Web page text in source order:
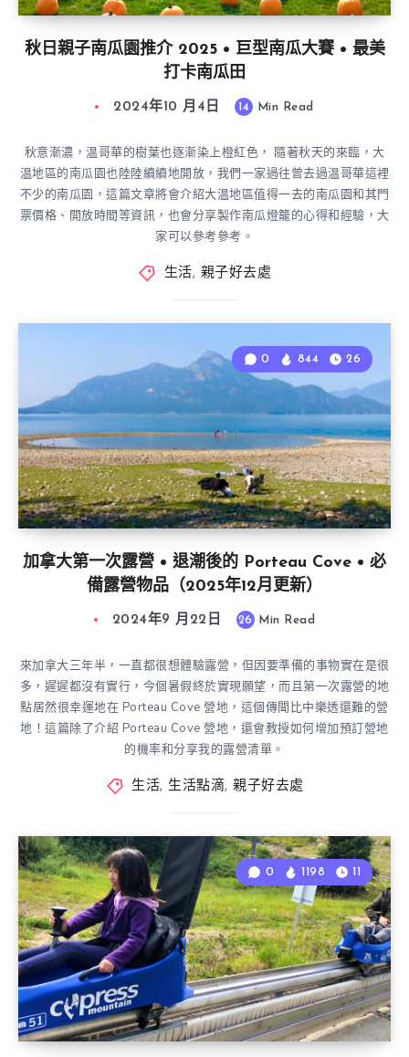
秋日親子南瓜園推介 2025 • 巨型南瓜大賽 • 最美
打卡南瓜田
2024年10 月4日 14 Min Read
秋意漸濃，温哥華的樹葉也逐漸染上橙紅色， 隨著秋天的來臨，大
温地區的南瓜園也陸陸續續地開放，我們一家過往曾去過温哥華這裡
不少的南瓜園，這篇文章將會介紹大温地區值得一去的南瓜園和其門
票價格、開放時間等資訊，也會分享製作南瓜燈籠的心得和經驗，大
家可以參考參考。
生活, 親子好去處
加拿大第一次露營 • 退潮後的 Porteau Cove • 必
備露營物品（2025年12月更新）
0 844 26
2024年9 月22日 26 Min Read
來加拿大三年半，一直都很想體驗露營，但因要準備的事物實在是很
多，遲遲都沒有實行，今個暑假終於實現願望，而且第一次露營的地
點居然很幸運地在 Porteau Cove 營地，這個傳聞比中樂透還難的營
地！這篇除了介紹 Porteau Cove 營地，還會教授如何增加預訂營地
的機率和分享我的露營清單。
生活, 生活點滴, 親子好去處
0 1198 11